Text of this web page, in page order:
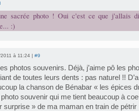
sacrée photo ! Oui c'est ce que j'allais
:)
à 11:24 | #9
photos souvenirs. Déjà, j’aime pô les
de toutes leurs dents : pas naturel !!
la chanson de Bénabar « les épices
souvenir qui me tient beaucoup à
surprise » de ma maman en train de pétrir